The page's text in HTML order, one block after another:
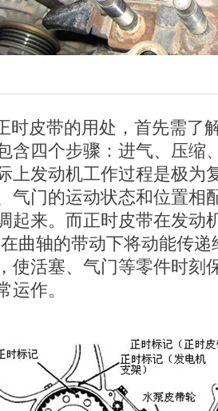
皮带的用处，首先需了
含四个步骤：进气、压缩
上发动机工作过程是极为
气门的运动状态和位置相
起来。而正时皮带在发动
曲轴的带动下将动能传
使活塞、气门等零件时刻
运作。